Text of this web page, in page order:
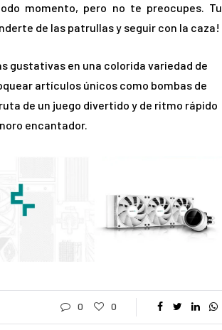
momento, pero no te preocupes. Tu
de las patrullas y seguir con la caza!
gustativas en una colorida variedad de
artículos únicos como bombas de
de un juego divertido y de ritmo rápido
encantador.
0 0